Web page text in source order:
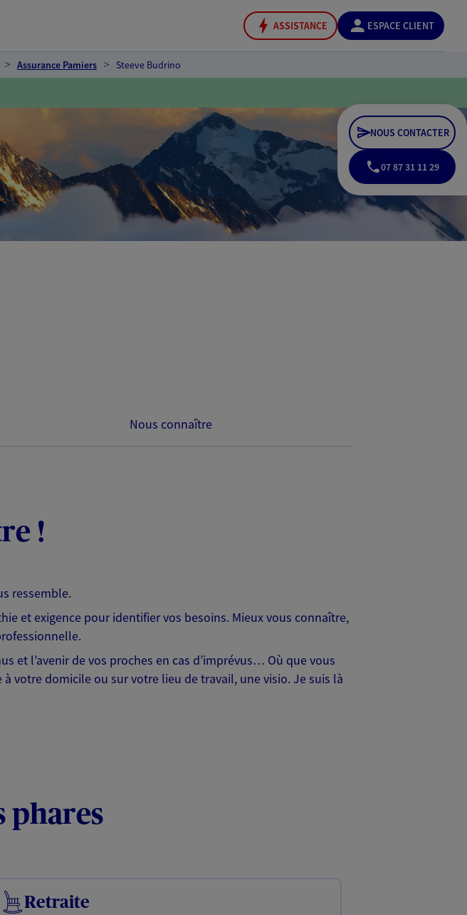
ASSISTANCE ESPACE CLIENT
Assurance Pamiers Steeve Budrino
NOUS CONTACTER
07 87 31 11 29
Nous connaître
!
ressemble.
et exigence pour identifier vos besoins. Mieux vous connaître,
et l’avenir de vos proches en cas d’imprévus… Où que vous
votre domicile ou sur votre lieu de travail, une visio. Je suis là
phares
Retraite